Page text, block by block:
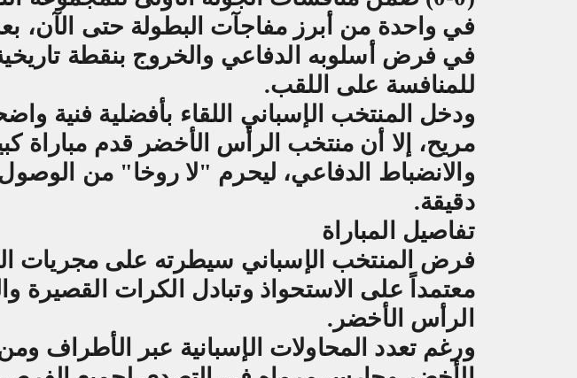
في واحدة من أبرز مفاجآت البطولة حتى الآن،
في فرض أسلوبه الدفاعي والخروج بنقطة
للمنافسة على اللقب.
ودخل المنتخب الإسباني اللقاء بأفضلية فنية
مريح، إلا أن منتخب الرأس الأخضر قدم مباراة
والانضباط الدفاعي، ليحرم "لا روخا" من
دقيقة.
تفاصيل المباراة
فرض المنتخب الإسباني سيطرته على مجريات
معتمداً على الاستحواذ وتبادل الكرات
الرأس الأخضر .
ورغم تعدد المحاولات الإسبانية عبر الأطراف